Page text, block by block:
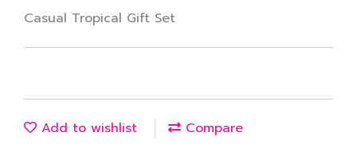
Casual Tropical Gift Set
Add to wishlist
Compare